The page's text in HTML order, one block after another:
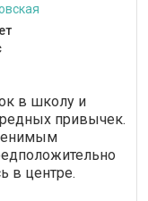
в школу и
привычек.
в центре.